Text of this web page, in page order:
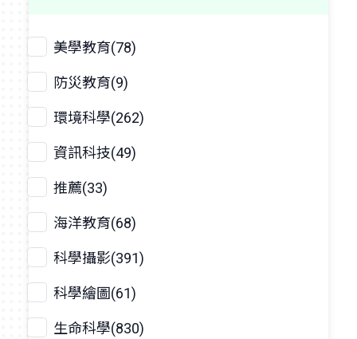
美學教育(78)
防災教育(9)
環境科學(262)
資訊科技(49)
推薦(33)
海洋教育(68)
科學攝影(391)
科學繪圖(61)
生命科學(830)